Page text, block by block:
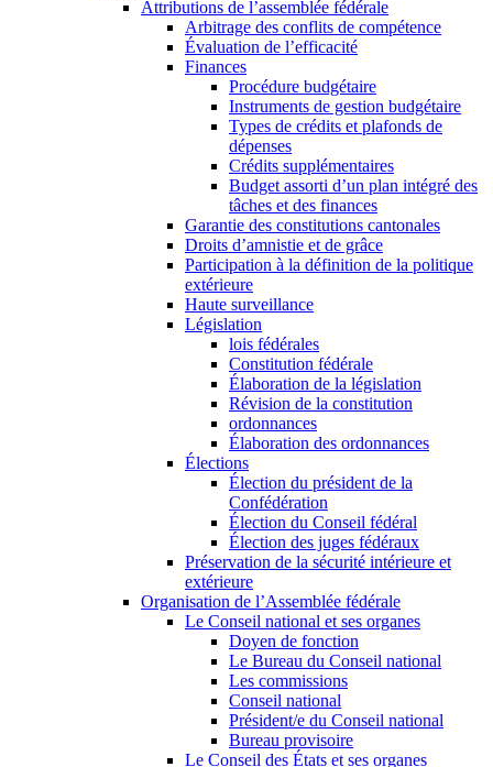
Attributions de l’assemblée fédérale
Arbitrage des conflits de compétence
Évaluation de l’efficacité
Finances
Procédure budgétaire
Instruments de gestion budgétaire
Types de crédits et plafonds de
dépenses
Crédits supplémentaires
Budget assorti d’un plan intégré des
tâches et des finances
Garantie des constitutions cantonales
Droits d’amnistie et de grâce
Participation à la définition de la politique
extérieure
Haute surveillance
Législation
lois fédérales
Constitution fédérale
Élaboration de la législation
Révision de la constitution
ordonnances
Élaboration des ordonnances
Élections
Élection du président de la
Confédération
Élection du Conseil fédéral
Élection des juges fédéraux
Préservation de la sécurité intérieure et
extérieure
Organisation de l’Assemblée fédérale
Le Conseil national et ses organes
Doyen de fonction
Le Bureau du Conseil national
Les commissions
Conseil national
Président/e du Conseil national
Bureau provisoire
Le Conseil des États et ses organes